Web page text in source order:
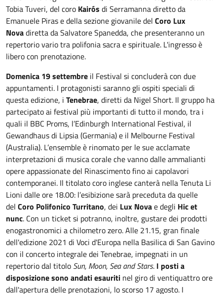
Tobia Tuveri, del coro Kairós di Serramanna diretto da
Emanuele Piras e della sezione giovanile del Coro Lux
Novadiretta da Salvatore Spanedda, che presenteranno un
repertorio vario tra polifonia sacra e spirituale. L'ingresso è
libero con prenotazione.
Domenica 19 settembre il Festival si concluderà con due
appuntamenti. I protagonisti saranno gli ospiti speciali di
questa edizione, i Tenebrae, diretti da Nigel Short. Il gruppo ha
partecipato ai festival più importanti di tutto il mondo, tra i
quali il BBC Proms, l’Edinburgh International Festival, il
Gewandhaus di Lipsia (Germania) e il Melbourne Festival
(Australia). L’ensemble è rinomato per le sue acclamate
interpretazioni di musica corale che vanno dalle ammalianti
opere appassionate del Rinascimento fino ai capolavori
contemporanei. Il titolato coro inglese canterà nella Tenuta Li
Lioni dalle ore 18.00: l’esibizione sarà preceduta da quelle
del Coro Polifonico Turritano, dei Lux Novae degli Hic et
nunc. Con un ticket si potranno, inoltre, gustare dei prodotti
enogastronomici a chilometro zero. Alle 21.15, gran finale
dell'edizione 2021 di Voci d'Europa nella Basilica di San Gavino
con il concerto integrale dei Tenebrae, impegnati in un
repertorio dal titolo Sun, Moon, Sea and Stars. I posti a
disposizione sono andati esauriti nel giro di ventiquattro ore
dall'apertura delle prenotazioni, lo scorso 17 agosto. I